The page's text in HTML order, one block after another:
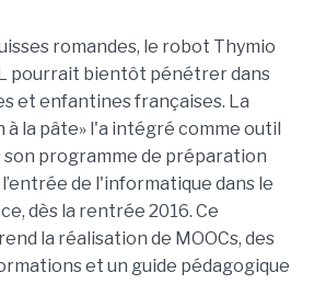
romandes, le robot Thymio
pourrait bientôt pénétrer dans
et enfantines françaises. La
à la pâte» l'a intégré comme outil
programme de préparation
de l'informatique dans le
dès la rentrée 2016. Ce
la réalisation de MOOCs, des
et un guide pédagogique